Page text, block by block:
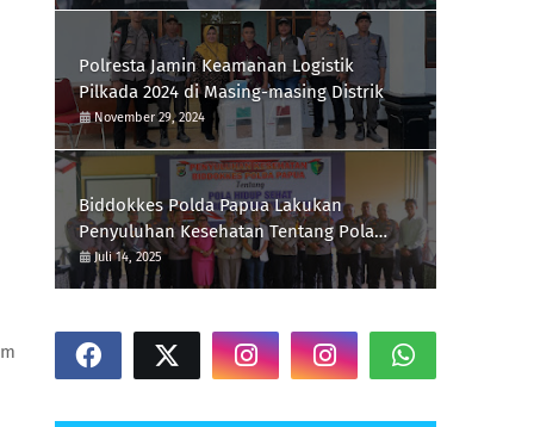
Polresta Jamin Keamanan Logistik
Pilkada 2024 di Masing-masing Distrik
November 29, 2024
Biddokkes Polda Papua Lakukan
Penyuluhan Kesehatan Tentang Pola
Hidup Sehat Di Polres Supiori
Juli 14, 2025